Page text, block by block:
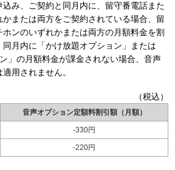
み、ご契約と同月内に、留守番電話また
または両方をご契約されている場合、留
ンのいずれかまたは両方の月額料金を割
同月内に「かけ放題オプション」または
」の月額料金が課金されない場合、音声
用されません。
（税込）
音声オプション定額料割引額（月額）
-330円
-220円